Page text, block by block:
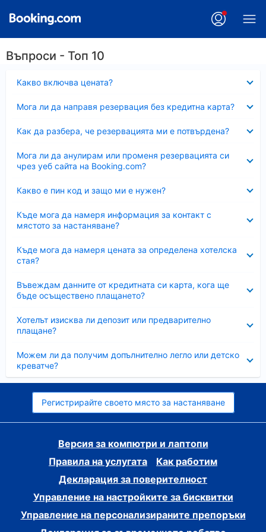
Въпроси - Топ 10
Какво включва цената?
Мога ли да направя резервация без кредитна карта?
Как да разбера, че резервацията ми е потвърдена?
Мога ли да анулирам или променя резервацията си
чрез уеб сайта на Booking.com?
Какво е пин код и защо ми е нужен?
Къде мога да намеря информация за контакт с
мястото за настаняване?
Къде мога да намеря цената за определена хотелска
стая?
Въвеждам данните от кредитната си карта, кога ще
бъде осъществено плащането?
Хотелът изисква ли депозит или предварително
плащане?
Можем ли да получим допълнително легло или детско
креватче?
Регистрирайте своето място за настаняване
Версия за компютри и лаптопи
Правила на услугата
Как работим
Декларация за поверителност
Управление на настройките за бисквитки
Управление на персонализираните препоръки